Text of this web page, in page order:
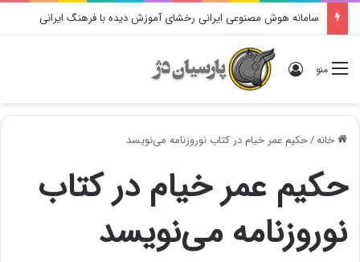
سامانه هوش مصنوعی ایرانی رخشای آموزش دیده با فرهنگ ایرانی
منو ورود
خانه/حکیم عمر خیام در کتاب نوروزنامه مینویسد
حکیم عمر خیام در کتاب
نوروزنامه مینویسد